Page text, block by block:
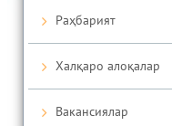
Раҳбарият
Халқаро алоқалар
Вакансиялар